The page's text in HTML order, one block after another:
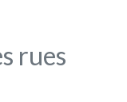
rues